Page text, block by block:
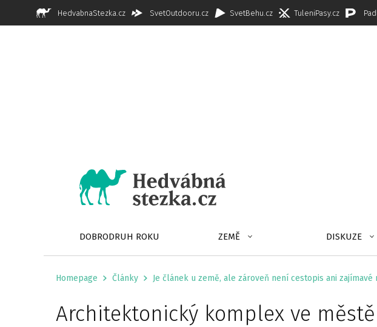
HedvabnaStezka.cz SvetOutdooru.cz SvetBehu.cz TuleniPasy.cz
DOBRODRUH ROKU ZEMĚ DISKUZE
Homepage Články Je článek u země, ale zároveň není cestopis ani zajímavé
Architektonický komplex ve městě